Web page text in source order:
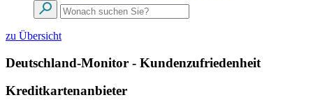
zu Übersicht
Deutschland-Monitor - Kundenzufriedenheit
Kreditkartenanbieter